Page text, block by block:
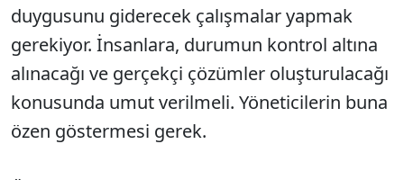
duygusunu giderecek çalışmalar yapmak
gerekiyor. İnsanlara, durumun kontrol altına
alınacağı ve gerçekçi çözümler oluşturulacağı
konusunda umut verilmeli. Yöneticilerin buna
özen göstermesi gerek.